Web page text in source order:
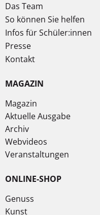
Das Team
So können Sie helfen
Infos für Schüler:innen
Presse
Kontakt
MAGAZIN
Magazin
Aktuelle Ausgabe
Archiv
Webvideos
Veranstaltungen
ONLINE-SHOP
Genuss
Kunst